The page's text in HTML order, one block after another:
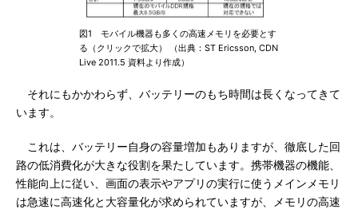
図1 モバイル機器も多くの高速メモリを必要とす
る（クリックで拡大） （出典：ST Ericsson, CDN
Live 2011.5 資料より作成）
それにもかかわらず、バッテリーのもち時間は長くなってきて
います。
これは、バッテリー自身の容量増加もありますが、徹底した回
路の低消費化が大きな役割を果たしています。携帯機器の機能、
性能向上に従い、画面の表示やアプリの実行に使うメインメモリ
は急速に高速化と大容量化が求められていますが、メモリの高速